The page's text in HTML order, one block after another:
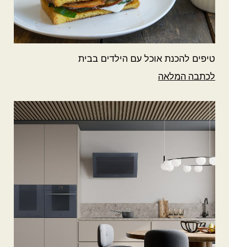
טיפים להכנת אוכל עם הילדים בבית
לכתבה המלאה